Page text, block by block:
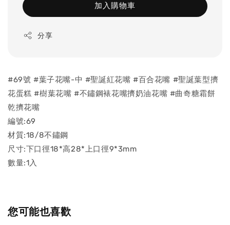
加入購物車
分享
#69號 #葉子花嘴-中 #聖誕紅花嘴 #百合花嘴 #聖誕葉型擠
花蛋糕 #樹葉花嘴 #不鏽鋼裱花嘴擠奶油花嘴 #曲奇糖霜餅
乾擠花嘴
編號:69
材質:18/8不鏽鋼
尺寸:下口徑18*高28*上口徑9*3mm
數量:1入
您可能也喜歡